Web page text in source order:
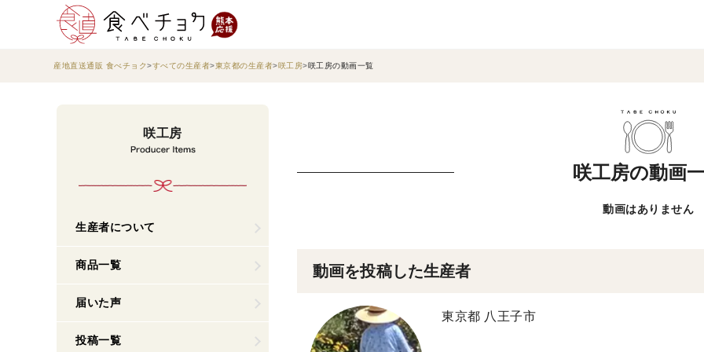
産地直送通販 食べチョク すべての生産者 東京都の生産者 咲工房 咲工房の動画一覧
咲工房
生産者について
商品一覧
届いた声
投稿一覧
咲工房の動画
動画はありません
動画を投稿した生産者
東京都 八王子市